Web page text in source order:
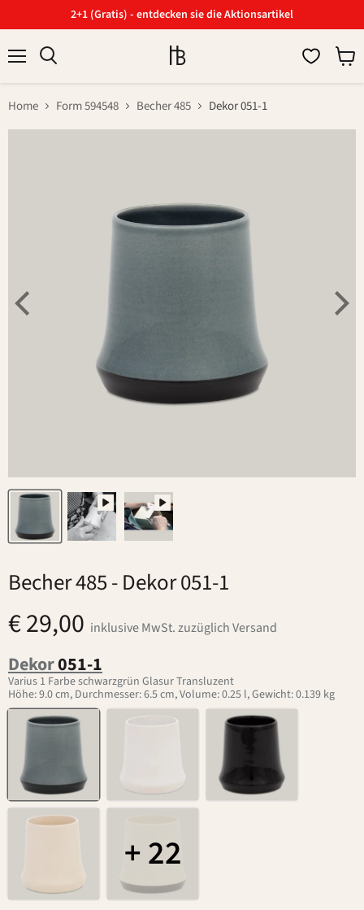
2+1 (Gratis) - entdecken sie die Aktionsartikel
Home Form 594548 Becher 485 Dekor 051-1
Becher 485- Dekor 051-1
€ 29,00 inklusive MwSt. zuzüglich Versand
Dekor051-1
Varius 1 Farbe schwarzgrün Glasur Transluzent
Höhe: 9.0 cm, Durchmesser: 6.5 cm, Volume: 0.25 l, Gewicht: 0.139 kg
+ 22